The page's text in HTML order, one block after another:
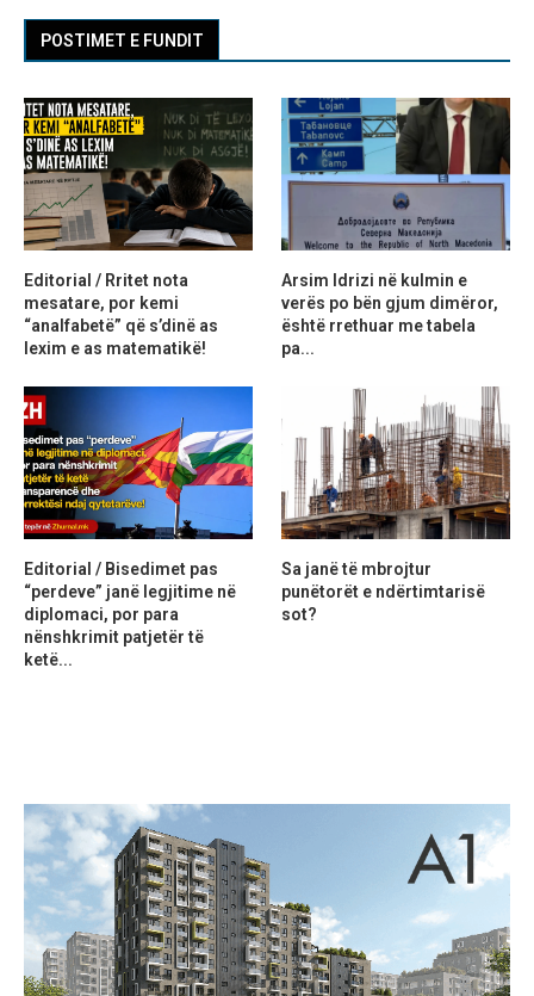
POSTIMET E FUNDIT
Editorial / Rritet nota
mesatare, por kemi
“analfabetë” që s’dinë as
lexim e as matematikë!
Arsim Idrizi në kulmin e
verës po bën gjum dimëror,
është rrethuar me tabela
pa...
Editorial / Bisedimet pas
“perdeve” janë legjitime në
diplomaci, por para
nënshkrimit patjetër të
ketë...
Sa janë të mbrojtur
punëtorët e ndërtimtarisë
sot?